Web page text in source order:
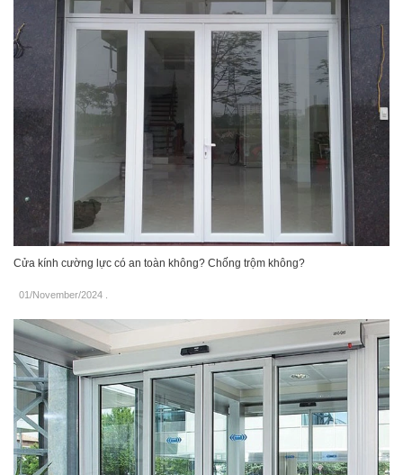
Cửa kính cường lực có an toàn không? Chống trộm không?
01/November/2024